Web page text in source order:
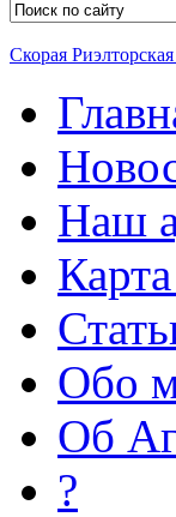
Скорая
Наш
Обо
Об
?